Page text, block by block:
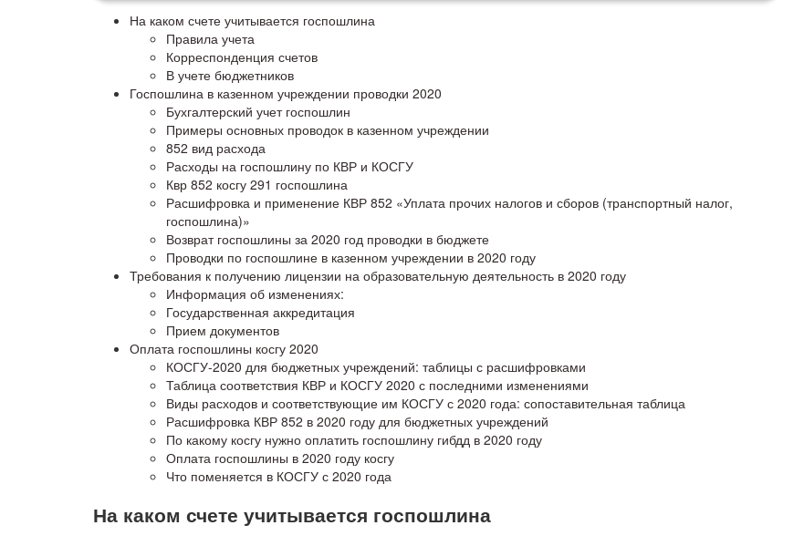
На каком счете учитывается госпошлина
Правила учета
Корреспонденция счетов
В учете бюджетников
Госпошлина в казенном учреждении проводки 2020
Бухгалтерский учет госпошлин
Примеры основных проводок в казенном учреждении
852 вид расхода
Расходы на госпошлину по КВР и КОСГУ
Квр 852 косгу 291 госпошлина
Расшифровка и применение КВР 852 «Уплата прочих налогов и сборов (транспортный налог,
госпошлина)»
Возврат госпошлины за 2020 год проводки в бюджете
Проводки по госпошлине в казенном учреждении в 2020 году
Требования к получению лицензии на образовательную деятельность в 2020 году
Информация об изменениях:
Государственная аккредитация
Прием документов
Оплата госпошлины косгу 2020
КОСГУ-2020 для бюджетных учреждений: таблицы с расшифровками
Таблица соответствия КВР и КОСГУ 2020 с последними изменениями
Виды расходов и соответствующие им КОСГУ с 2020 года: сопоставительная таблица
Расшифровка КВР 852 в 2020 году для бюджетных учреждений
По какому косгу нужно оплатить госпошлину гибдд в 2020 году
Оплата госпошлины в 2020 году косгу
Что поменяется в КОСГУ с 2020 года
На каком счете учитывается госпошлина